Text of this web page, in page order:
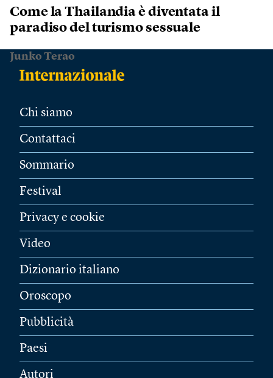
Come la Thailandia è diventata il
paradiso del turismo sessuale
Junko Terao
Chi siamo
Contattaci
Sommario
Festival
Privacy e cookie
Video
Dizionario italiano
Oroscopo
Pubblicità
Paesi
Autori